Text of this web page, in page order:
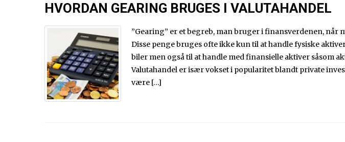
HVORDAN GEARING BRUGES I VALUTAHANDEL
”Gearing” er et begreb, man bruger i finansverdenen, når
Disse penge bruges ofte ikke kun til at handle fysiske
biler men også til at handle med finansielle aktiver såsom
Valutahandel er især vokset i popularitet blandt private
være […]